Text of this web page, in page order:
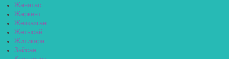
Жанатас
Жаркент
Жезказган
Жетысай
Житикара
Зайсан